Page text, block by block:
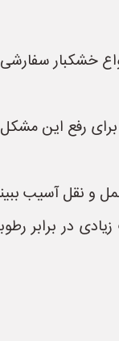
خشکبار
رفع این
و نقل آسیب
در برابر